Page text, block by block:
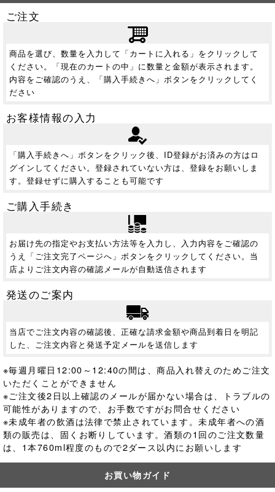
ご注文
商品を選び、数量を入力して「カートに入れる」をクリックして
ください。「現在のカートの中」に数量と金額が表示されます。
内容をご確認のうえ、「購入手続きへ」ボタンをクリックしてく
ださい
お客様情報の入力
「購入手続きへ」ボタンをクリック後、ID登録がお済みの方はロ
グインしてください。登録されていない方は、登録をお願いしま
す。登録せずに購入することも可能です
ご購入手続き
お届け先の指定やお支払い方法等を入力し、入力内容をご確認の
うえ「ご注文完了ページへ」ボタンをクリックしてください。当
店よりご注文内容の確認メールが自動送信されます
発送のご案内
当店でご注文内容の確認後、正確な請求金額や商品到着日を明記
した、ご注文内容と発送予定メールを送信します
※毎週月曜日12:00～12:40の間は、商品入れ替えのためご注文
いただくことができません
※ご注文後2日以上確認のメールが届かない場合は、トラブルの
可能性がありますので、お手数ですがお問合せください
※未成年者の飲酒は法律で禁止されています。未成年者への酒
類の販売は、固くお断りしています。酒類の1回のご注文数量
は、1本760ml程度のもので2ダース以内にお願いします
お買い物ガイド